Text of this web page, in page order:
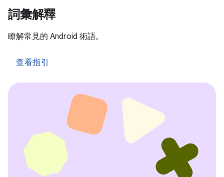
詞彙解釋
瞭解常見的 Android 術語。
查看指引